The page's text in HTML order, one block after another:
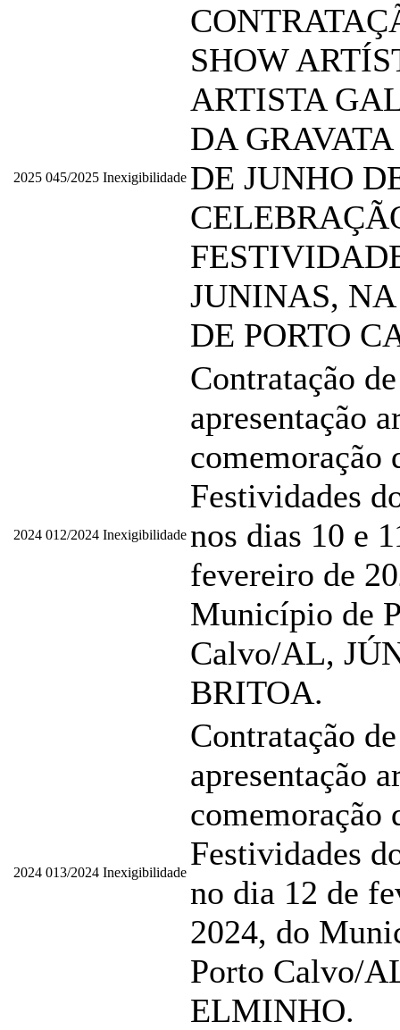
2025 045/2025 Inexigibilidade
SHOW
ARTISTA
DA
DE JUNHO
JUNINAS,
DE PORTO
2024 012/2024 Inexigibilidade
Contratação de
apresentação
comemoração
Festividades
nos dias 10 e
fevereiro de
Município de
Calvo/AL,
BRITOA.
2024 013/2024 Inexigibilidade
Contratação de
apresentação
comemoração
Festividades
no dia 12 de
2024, do
Porto Calvo/
ELMINHO.